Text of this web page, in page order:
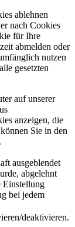
ablehnen
nach Cookies
für Ihre
abmelden oder
nutzen
gesetzten
auf unserer
anzeigen, die
Sie in den
ausgeblendet
abgelehnt
Einstellung
bei jedem
deaktivieren.